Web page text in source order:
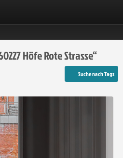
Höfe Rote Strasse“
Suche nach Tags